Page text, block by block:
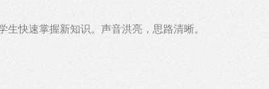
快速掌握新知识。声音洪亮，思路清晰。